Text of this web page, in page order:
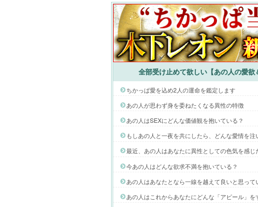
全部受け止めて欲しい【あの人の愛
ちかっぱ愛を込め2人の運命を鑑定します
あの人が思わず身を委ねたくなる異性の特徴
あの人はSEXにどんな価値観を抱いている？
もしあの人と一夜を共にしたら、どんな愛情を注
最近、あの人はあなたに異性としての色気を感じ
今あの人はどんな欲求不満を抱いている？
あの人はあなたとなら一線を越えて良いと思って
あの人はこれからあなたにどんな「アピール」を